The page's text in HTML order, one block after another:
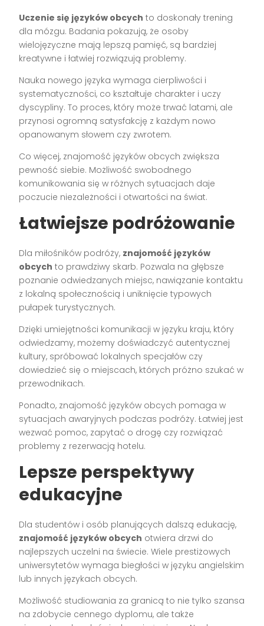
Uczenie się języków obcych to doskonały trening
dla mózgu. Badania pokazują, że osoby
wielojęzyczne mają lepszą pamięć, są bardziej
kreatywne i łatwiej rozwiązują problemy.
Nauka nowego języka wymaga cierpliwości i
systematyczności, co kształtuje charakter i uczy
dyscypliny. To proces, który może trwać latami, ale
przynosi ogromną satysfakcję z każdym nowo
opanowanym słowem czy zwrotem.
Co więcej, znajomość języków obcych zwiększa
pewność siebie. Możliwość swobodnego
komunikowania się w różnych sytuacjach daje
poczucie niezależności i otwartości na świat.
Łatwiejsze podróżowanie
Dla miłośników podróży, znajomość języków
obcych to prawdziwy skarb. Pozwala na głębsze
poznanie odwiedzanych miejsc, nawiązanie kontaktu
z lokalną społecznością i uniknięcie typowych
pułapek turystycznych.
Dzięki umiejętności komunikacji w języku kraju, który
odwiedzamy, możemy doświadczyć autentycznej
kultury, spróbować lokalnych specjałów czy
dowiedzieć się o miejscach, których próżno szukać w
przewodnikach.
Ponadto, znajomość języków obcych pomaga w
sytuacjach awaryjnych podczas podróży. Łatwiej jest
wezwać pomoc, zapytać o drogę czy rozwiązać
problemy z rezerwacją hotelu.
Lepsze perspektywy
edukacyjne
Dla studentów i osób planujących dalszą edukację,
znajomość języków obcych otwiera drzwi do
najlepszych uczelni na świecie. Wiele prestiżowych
uniwersytetów wymaga biegłości w języku angielskim
lub innych językach obcych.
Możliwość studiowania za granicą to nie tylko szansa
na zdobycie cennego dyplomu, ale także